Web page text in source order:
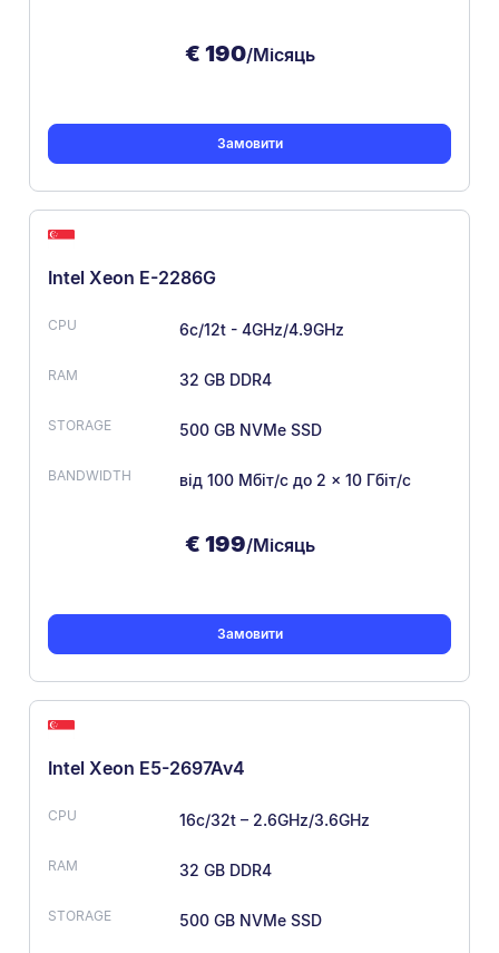
€ 190/Місяць
Замовити
Intel Xeon E-2286G
6c/12t - 4GHz/4.9GHz
32 GB DDR4
500 GB NVMe SSD
від 100 Мбіт/с до 2 × 10 Гбіт/с
€ 199/Місяць
Замовити
Intel Xeon E5-2697Av4
16c/32t – 2.6GHz/3.6GHz
32 GB DDR4
500 GB NVMe SSD